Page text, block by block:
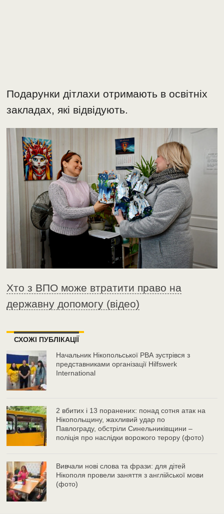
Подарунки дітлахи отримають в освітніх
закладах, які відвідують.
Хто з ВПО може втратити право на
державну допомогу (відео)
СХОЖІ ПУБЛІКАЦІЇ
Начальник Нікопольської РВА зустрівся з
представниками організації Hilfswerk
International
2 вбитих і 13 поранених: понад сотня атак на
Нікопольщину, жахливий удар по
Павлограду, обстріли Синельниківщини –
поліція про наслідки ворожого терору (фото)
Вивчали нові слова та фрази: для дітей
Нікополя провели заняття з англійської мови
(фото)